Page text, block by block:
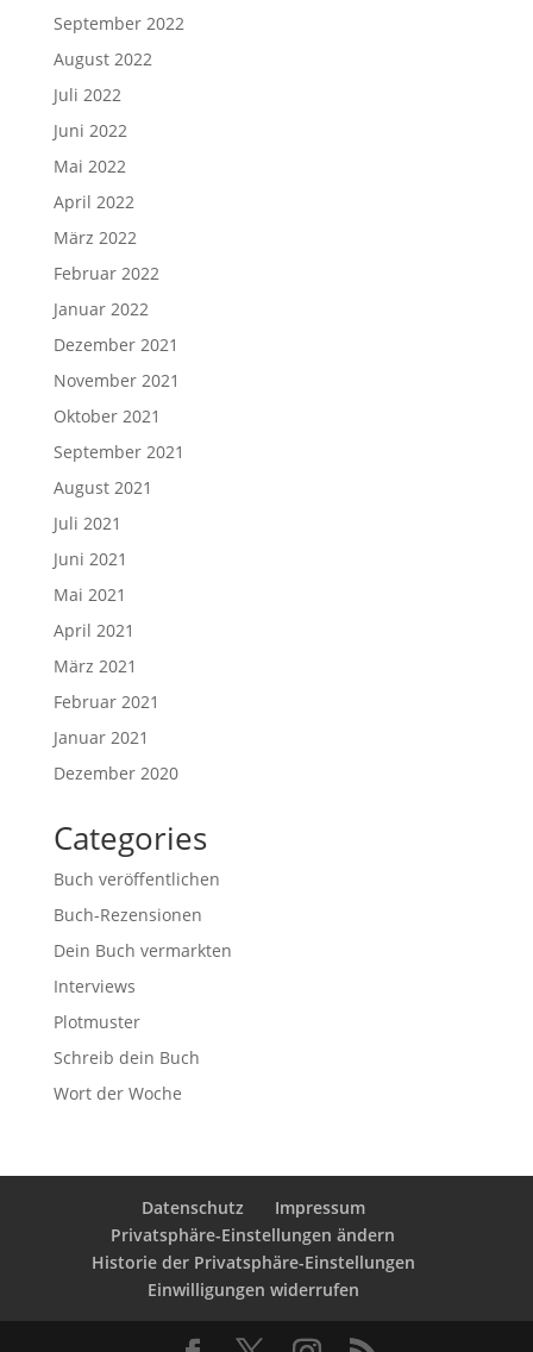
September 2022
August 2022
Juli 2022
Juni 2022
Mai 2022
April 2022
März 2022
Februar 2022
Januar 2022
Dezember 2021
November 2021
Oktober 2021
September 2021
August 2021
Juli 2021
Juni 2021
Mai 2021
April 2021
März 2021
Februar 2021
Januar 2021
Dezember 2020
Categories
Buch veröffentlichen
Buch-Rezensionen
Dein Buch vermarkten
Interviews
Plotmuster
Schreib dein Buch
Wort der Woche
Datenschutz
Impressum
Privatsphäre-Einstellungen ändern
Historie der Privatsphäre-Einstellungen
Einwilligungen widerrufen